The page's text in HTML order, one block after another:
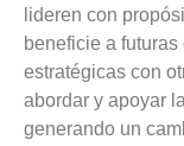
lideren con
beneficie a
estratégicas con
abordar y apoyar
generando un